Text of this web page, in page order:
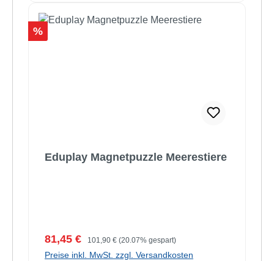
Rabatt
%
Eduplay Magnetpuzzle Meerestiere
Verkaufspreis:
81,45 € Regulärer Preis:
101,90 € (20.07% gespart)
Preise inkl. MwSt. zzgl. Versandkosten